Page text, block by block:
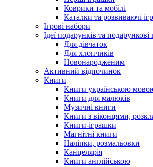
Коврики та мобілі
Каталки та розвиваючі
Ігрові набори
Ідеї ​​подарунків та подарункові
Для дівчаток
Для хлопчиків
Новонародженим
Активний відпочинок
Книги
Книги українською
Книги для малюків
Музичні книги
Книги з віконцями,
Книги-іграшки
Магнітні книги
Наліпки, розмальовки
Канцелярія
Книги англійською